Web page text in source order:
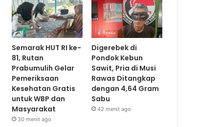
Semarak HUT RI ke-
81, Rutan
Prabumulih Gelar
Pemeriksaan
Kesehatan Gratis
untuk WBP dan
Masyarakat
30 menit ago
Digerebek di
Pondok Kebun
Sawit, Pria di Musi
Rawas Ditangkap
dengan 4,64 Gram
Sabu
42 menit ago